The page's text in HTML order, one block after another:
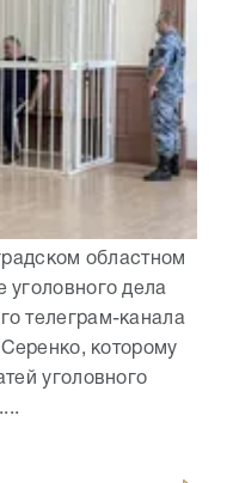
областном
уголовного дела
телеграм-канала
которому
уголовного